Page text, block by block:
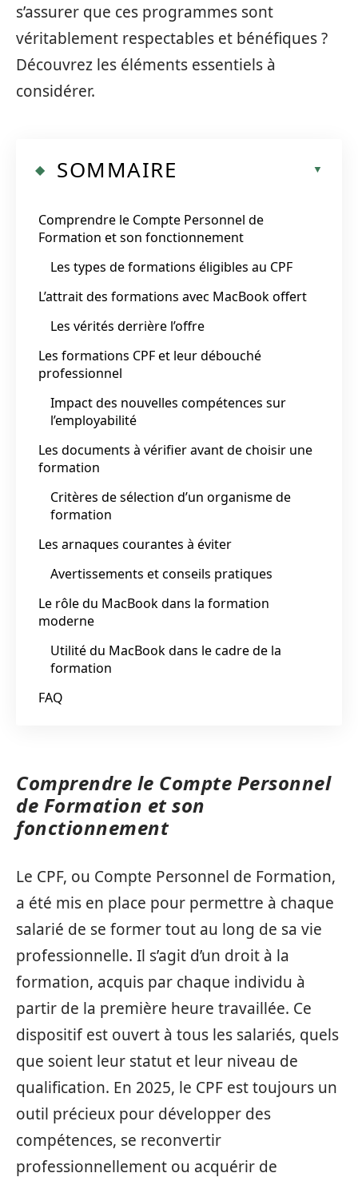
s’assurer que ces programmes sont
véritablement respectables et bénéfiques ?
Découvrez les éléments essentiels à
considérer.
SOMMAIRE
Comprendre le Compte Personnel de
Formation et son fonctionnement
Les types de formations éligibles au CPF
L’attrait des formations avec MacBook offert
Les vérités derrière l’offre
Les formations CPF et leur débouché
professionnel
Impact des nouvelles compétences sur
l’employabilité
Les documents à vérifier avant de choisir une
formation
Critères de sélection d’un organisme de
formation
Les arnaques courantes à éviter
Avertissements et conseils pratiques
Le rôle du MacBook dans la formation
moderne
Utilité du MacBook dans le cadre de la
formation
FAQ
Comprendre le Compte Personnel
de Formation et son
fonctionnement
Le CPF, ou Compte Personnel de Formation,
a été mis en place pour permettre à chaque
salarié de se former tout au long de sa vie
professionnelle. Il s’agit d’un droit à la
formation, acquis par chaque individu à
partir de la première heure travaillée. Ce
dispositif est ouvert à tous les salariés, quels
que soient leur statut et leur niveau de
qualification. En 2025, le CPF est toujours un
outil précieux pour développer des
compétences, se reconvertir
professionnellement ou acquérir de